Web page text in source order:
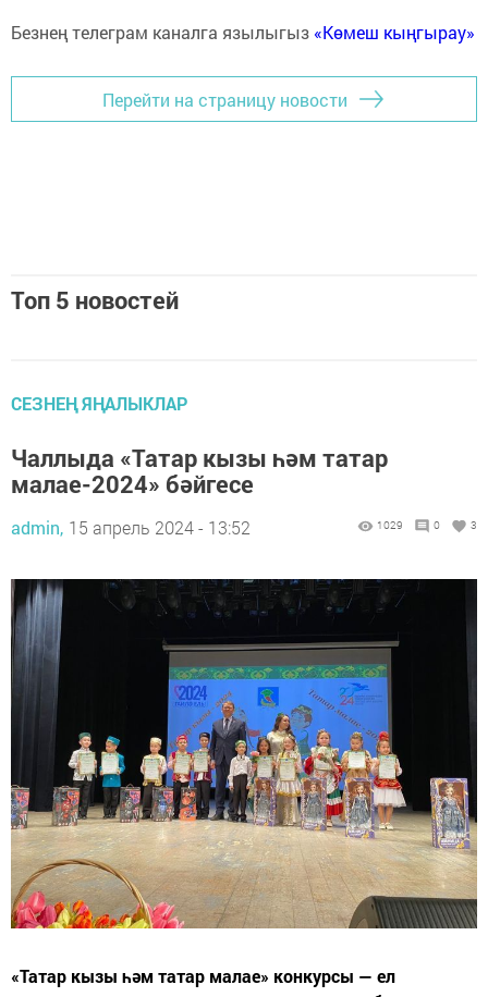
Безнең телеграм каналга язылыгыз «Көмеш кыңгырау»
Перейти на страницу новости
Топ 5 новостей
СЕЗНЕҢ ЯҢАЛЫКЛАР
Чаллыда «Татар кызы һәм татар
малае-2024» бәйгесе
admin, 15 апрель 2024 - 13:52 1029 0 3
«Татар кызы һәм татар малае» конкурсы — ел